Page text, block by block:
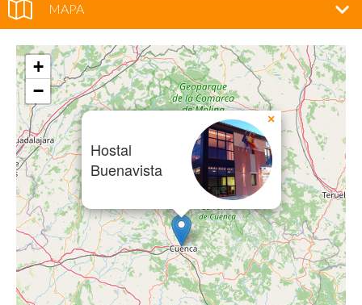
MAPA
Hostal
Buenavista
×
+
−